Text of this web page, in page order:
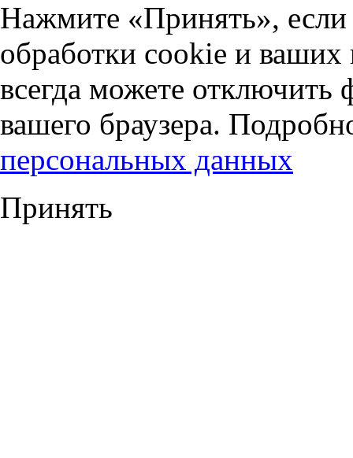
Нажмите «Принять», если
обработки cookie и
всегда можете отключить
вашего браузера.
персональных данных
Принять